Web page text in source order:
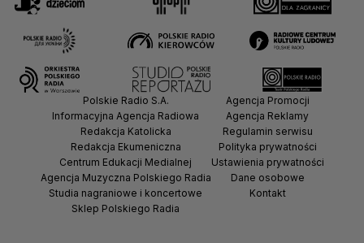
Polskie Radio S.A.
Informacyjna Agencja Radiowa
Redakcja Katolicka
Redakcja Ekumeniczna
Centrum Edukacji Medialnej
Agencja Muzyczna Polskiego Radia
Studia nagraniowe i koncertowe
Sklep Polskiego Radia
Agencja Promocji
Agencja Reklamy
Regulamin serwisu
Polityka prywatności
Ustawienia prywatności
Dane osobowe
Kontakt